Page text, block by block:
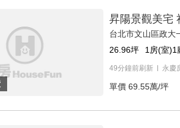
昇陽景觀美宅
台北市文山區政大
26.96坪 1房(室)1
49分鐘前刷新 永慶
單價 69.55萬/坪